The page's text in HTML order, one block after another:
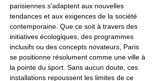
parisiennes s'adaptent aux nouvelles
tendances et aux exigences de la société
contemporaine. Que ce soit à travers des
initiatives écologiques, des programmes
inclusifs ou des concepts novateurs, Paris
se positionne résolument comme une ville à
la pointe du sport. Sans aucun doute, ces
installations repoussent les limites de ce